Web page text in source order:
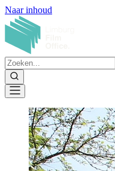
Naar inhoud